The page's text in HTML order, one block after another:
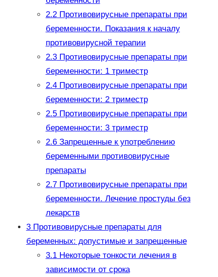
2.2Противовирусные препараты при
беременности. Показания к началу
противовирусной терапии
2.3Противовирусные препараты при
беременности: 1 триместр
2.4Противовирусные препараты при
беременности: 2 триместр
2.5Противовирусные препараты при
беременности: 3 триместр
2.6Запрещенные к употреблению
беременными противовирусные
препараты
2.7Противовирусные препараты при
беременности. Лечение простуды без
лекарств
3Противовирусные препараты для
беременных: допустимые и запрещенные
3.1Некоторые тонкости лечения в
зависимости от срока